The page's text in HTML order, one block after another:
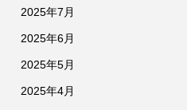
2025年7月
2025年6月
2025年5月
2025年4月